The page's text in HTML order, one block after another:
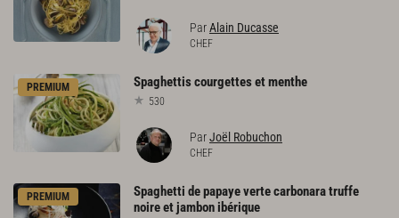
ParAlain Ducasse
CHEF
PREMIUM Spaghettiscourgettesetmenthe
530
ParJoël Robuchon
CHEF
PREMIUM
Spaghetti de papaye verte carbonara truffe
noire et jambon ibérique